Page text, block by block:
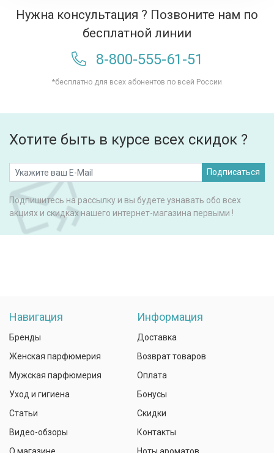
Нужна консультация ? Позвоните нам по
бесплатной линии
8-800-555-61-51
*бесплатно для всех абонентов по всей России
Хотите быть в курсе всех скидок ?
Подписаться
Подпишитесь на рассылку и вы будете узнавать обо всех
акциях и скидках нашего интернет-магазина первыми !
Навигация
Бренды
Женская парфюмерия
Мужская парфюмерия
Уход и гигиена
Статьи
Видео-обзоры
Информация
Доставка
Возврат товаров
Оплата
Бонусы
Скидки
Контакты